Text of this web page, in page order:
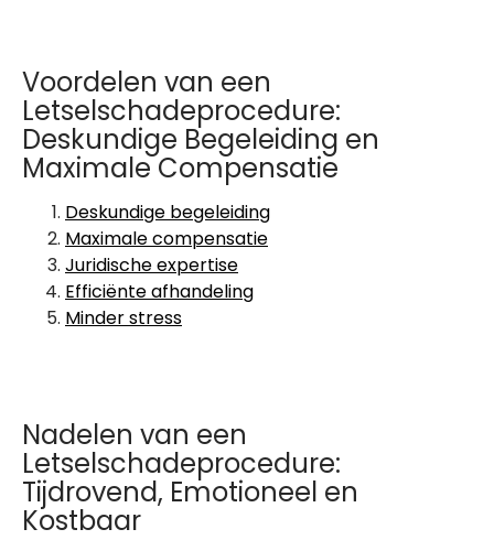
Voordelen van een
Letselschadeprocedure:
Deskundige Begeleiding en
Maximale Compensatie
Deskundige begeleiding
Maximale compensatie
Juridische expertise
Efficiënte afhandeling
Minder stress
Nadelen van een
Letselschadeprocedure:
Tijdrovend, Emotioneel en
Kostbaar